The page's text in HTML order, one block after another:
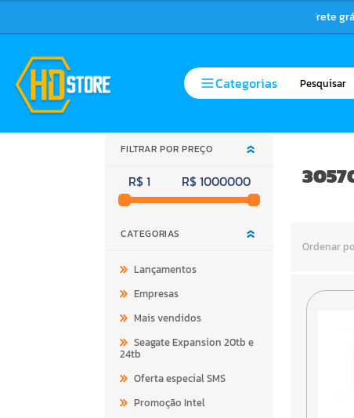
Frete
Categorias
FILTRAR POR PREÇO
R$ 1 R$ 1000000
CATEGORIAS
Lançamentos
Empresas
Mais vendidos
Seagate Expansion 20tb e
24tb
Oferta especial SMS
Promoção Intel
Ordenar